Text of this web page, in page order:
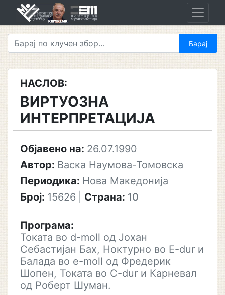
НАСЛОВ:
ВИРТУОЗНА
ИНТЕРПРЕТАЦИЈА
Објавено на: 26.07.1990
Автор: Васка Наумова-Томовска
Периодика: Нова Македонија
Број: 15626 Страна: 10
Програма:
Токата во d-moll од Јохан
Себастијан Бах, Ноктурно во E-dur и
Балада во e-moll од Фредерик
Шопен, Токата во C-dur и Карневал
од Роберт Шуман.